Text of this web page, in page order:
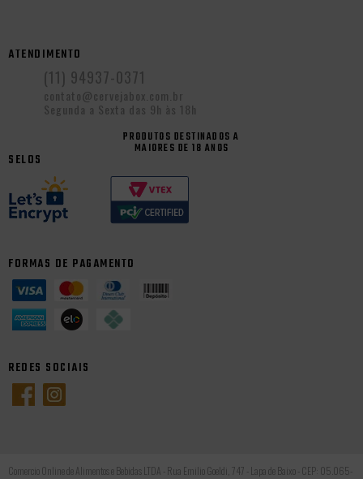
ATENDIMENTO
(11) 94937-0371
contato@cervejabox.com.br
Segunda a Sexta das 9h às 18h
PRODUTOS DESTINADOS A
MAIORES DE 18 ANOS
SELOS
FORMAS DE PAGAMENTO
REDES SOCIAIS
Comercio Online de Alimentos e Bebidas LTDA - Rua Emilio Goeldi, 747 - Lapa de Baixo - CEP: 05.065-